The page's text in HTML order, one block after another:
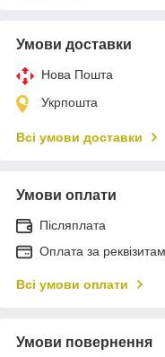
Умови доставки
Нова Пошта
Укрпошта
Всі умови доставки
Умови оплати
Післяплата
Оплата за
Всі умови оплати
Умови повернення